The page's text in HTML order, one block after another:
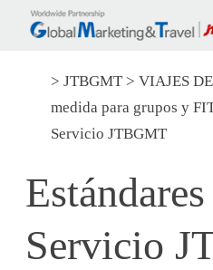
JTBGMT VIAJES
medida para grupos y
Servicio JTBGMT
Servicio